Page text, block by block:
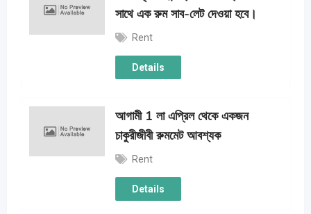
সাথে এক রুম সাব-লেট দেওয়া হবে।
Rent
Details
আগামী 1 লা এপ্রিল থেকে একজন
চাকুরীজীবী রুমমেট আবশ্যক
Rent
Details